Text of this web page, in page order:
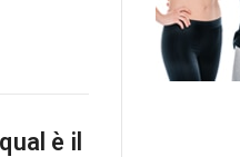
è il